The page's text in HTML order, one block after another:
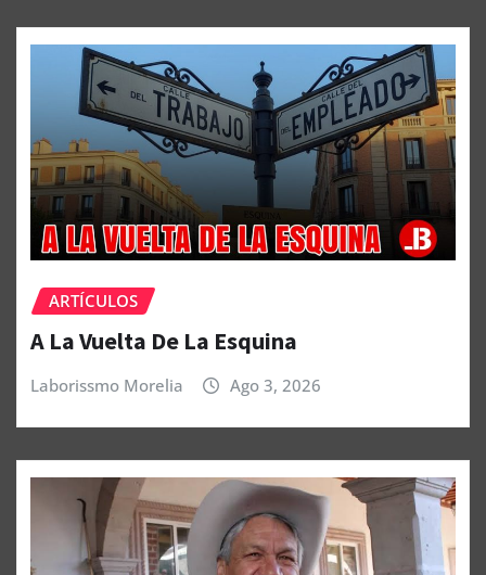
ARTÍCULOS
A La Vuelta De La Esquina
Laborissmo Morelia Ago 3, 2026